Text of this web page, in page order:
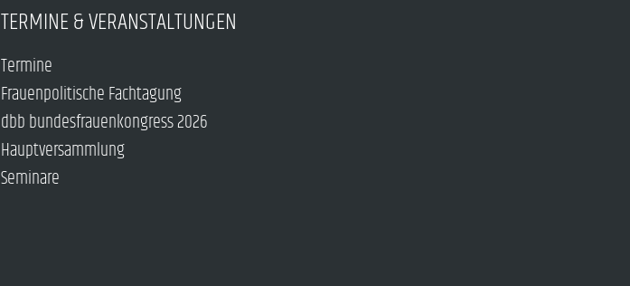
TERMINE & VERANSTALTUNGEN
Termine
Frauenpolitische Fachtagung
dbb bundesfrauenkongress 2026
Hauptversammlung
Seminare